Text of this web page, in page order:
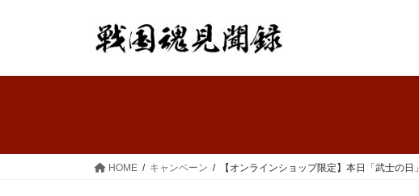
HOME キャンペーン 【オンラインショップ限定】本日「武士の日」